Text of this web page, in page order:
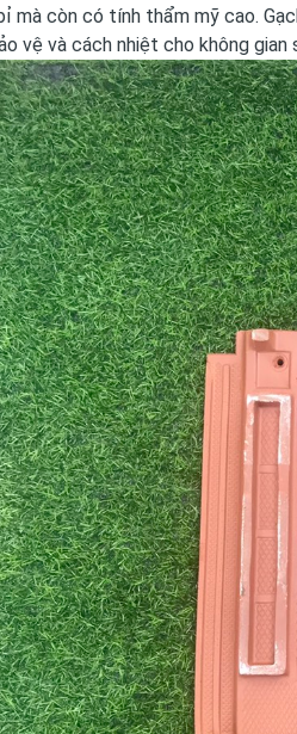
mà còn có tính thẩm mỹ cao.
vệ và cách nhiệt cho không gian